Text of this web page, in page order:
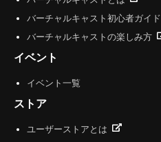
バーチャルキャスト初心者ガイド
バーチャルキャストの楽しみ方
イベント
イベント一覧
ストア
ユーザーストアとは